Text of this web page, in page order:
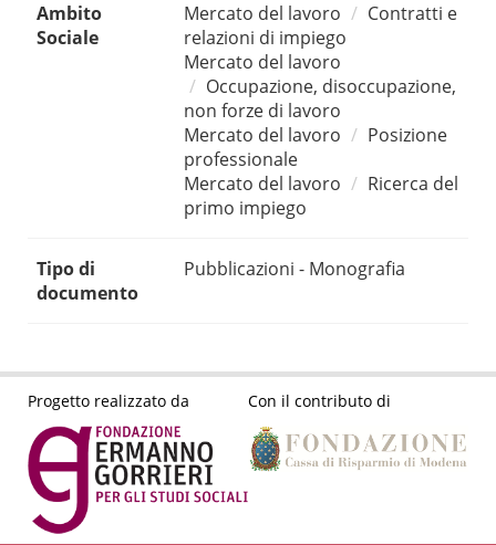
Ambito
Sociale
Mercato del lavoro
Contratti e
relazioni di impiego
Mercato del lavoro
Occupazione, disoccupazione,
non forze di lavoro
Mercato del lavoro
Posizione
professionale
Mercato del lavoro
Ricerca del
primo impiego
Tipo di
documento
Pubblicazioni - Monografia
Progetto realizzato da Con il contributo di